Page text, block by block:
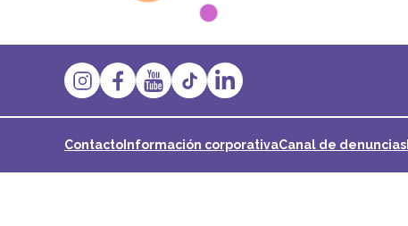
Contacto Información corporativaCanal de denuncias